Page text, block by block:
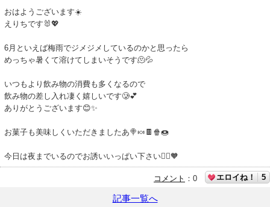
おはようございます☀️
えりちです🐰💖
6月といえば梅雨でジメジメしているのかと思ったら
めっちゃ暑くて溶けてしまいそうです🫠💦
いつもより飲み物の消費も多くなるので
飲み物の差し入れ凄く嬉しいです🥲💕
ありがとうございます😊✨️
お菓子も美味しくいただきましたあ🍭🍬🍫🍿🍩
今日は夜までいるのでお誘いいっぱい下さい🙇‍♀️🧡
コメント ： 0 エロイね！ 5
記事一覧へ